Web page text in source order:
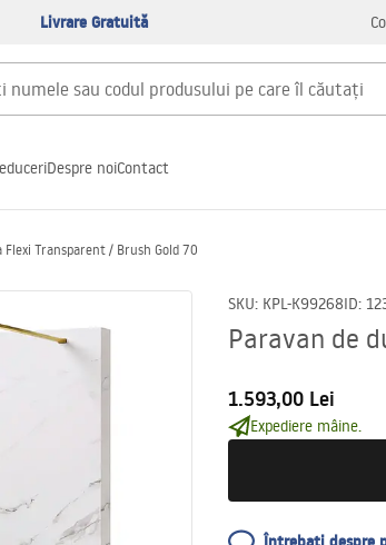
Livrare Gratuită
Despre noiContact
Flexi Transparent / Brush Gold 70
SKU: KPL-K99268ID:
Paravan de
1.593,00 Lei
Expediere mâine.